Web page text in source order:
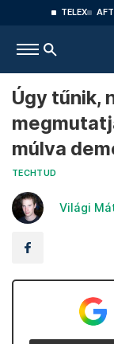
TELEX
Úgy tűnik,
múlva
TECHTUD
Világi